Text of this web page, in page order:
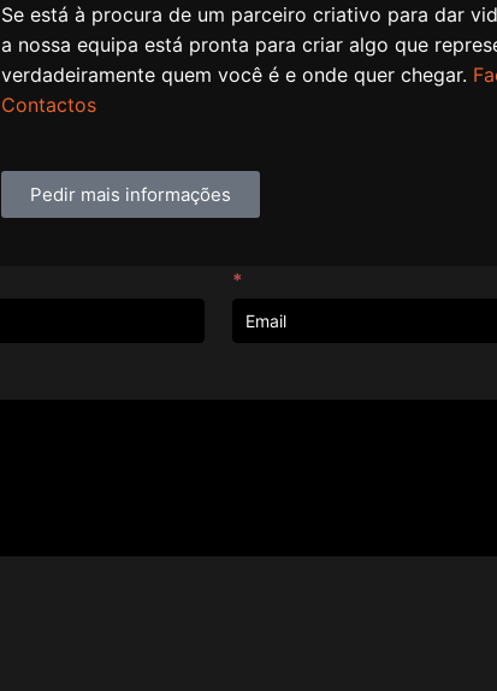
Se está à procura de um parceiro criativo para dar
a nossa equipa está pronta para criar algo que
verdadeiramente quem você é e onde quer chegar.
Contactos
Pedir mais informações
*